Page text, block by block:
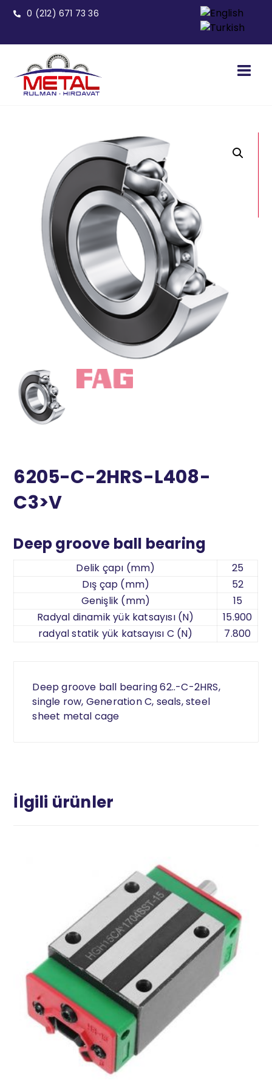
0 (212) 671 73 36
6205-C-2HRS-L408-
C3>V
Deep groove ball bearing
Delik çapı (mm)
25
Dış çap (mm)
52
Genişlik (mm)
15
Radyal dinamik yük katsayısı (N)
15.900
radyal statik yük katsayısı C (N)
7.800
Deep groove ball bearing 62..-C-2HRS,
single row, Generation C, seals, steel
sheet metal cage
İlgili ürünler